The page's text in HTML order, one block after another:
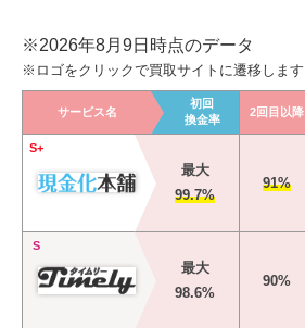
※2026年8月9日時点のデータ
※ロゴをクリックで買取サイトに遷移します
サービス名
初回
換金率
2回目以降
S+
最大
99.7%
91%
S
最大
98.6%
90%